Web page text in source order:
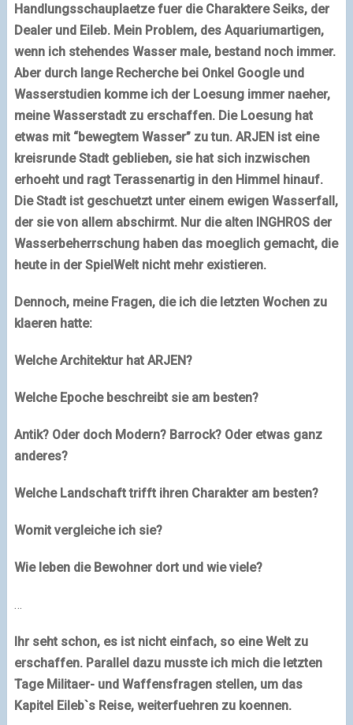
Handlungsschauplaetze fuer die Charaktere Seiks, der
Dealer und Eileb. Mein Problem, des Aquariumartigen,
wenn ich stehendes Wasser male, bestand noch immer.
Aber durch lange Recherche bei Onkel Googleund
Wasserstudien komme ich der Loesung immer naeher,
meine Wasserstadt zu erschaffen. Die Loesung hat
etwas mit “bewegtem Wasser” zu tun. ARJEN ist eine
kreisrunde Stadt geblieben, sie hat sich inzwischen
erhoeht und ragt Terassenartig in den Himmel hinauf.
Die Stadt ist geschuetzt unter einem ewigen Wasserfall,
der sie von allem abschirmt. Nur die alten INGHROS der
Wasserbeherrschung haben das moeglich gemacht, die
heute in der SpielWelt nicht mehr existieren.
Dennoch, meine Fragen, die ich die letzten Wochen zu
klaeren hatte:
Welche Architektur hat ARJEN?
Welche Epoche beschreibt sie am besten?
Antik? Oder doch Modern? Barrock? Oder etwas ganz
anderes?
Welche Landschaft trifft ihren Charakter am besten?
Womit vergleiche ich sie?
Wie leben die Bewohner dort und wie viele?
…
Ihr seht schon, es ist nicht einfach, so eine Welt zu
erschaffen. Parallel dazu musste ich mich die letzten
Tage Militaer- und Waffensfragen stellen, um das
Kapitel Eileb`s Reise, weiterfuehren zu koennen.